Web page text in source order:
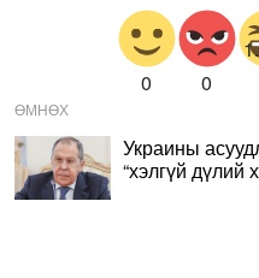
0 0
ӨМНӨХ
Украины
“хэлгүй дүлий